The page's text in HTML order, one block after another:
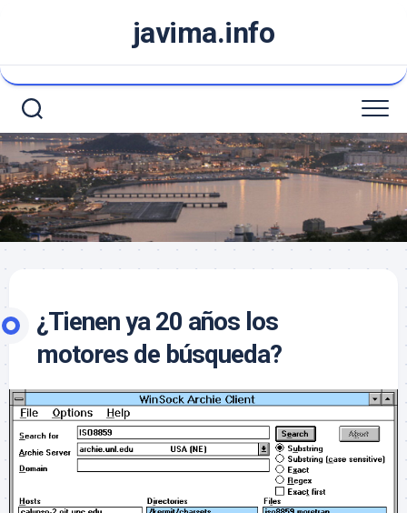
javima.info
¿Tienen ya 20 años los
motores de búsqueda?